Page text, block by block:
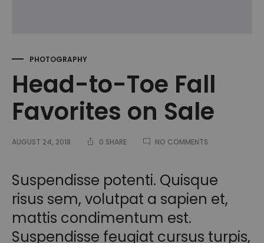
PHOTOGRAPHY
Head-to-Toe Fall
Favorites on Sale
AUGUST 24, 2018 0 SHARE NO COMMENTS
FALL
FAVORITES
ON
Suspendisse potenti. Quisque
risus sem, volutpat a sapien et,
mattis condimentum est.
Suspendisse feugiat cursus turpis,